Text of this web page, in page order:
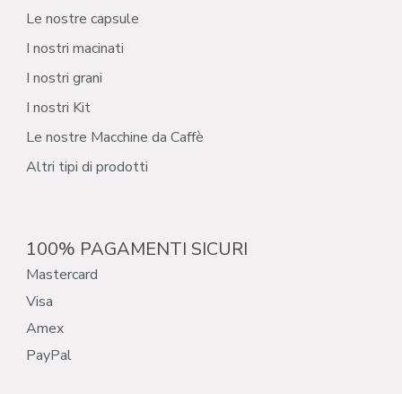
Le nostre capsule
I nostri macinati
I nostri grani
I nostri Kit
Le nostre Macchine da Caffè
Altri tipi di prodotti
100% PAGAMENTI SICURI
Mastercard
Visa
Amex
PayPal